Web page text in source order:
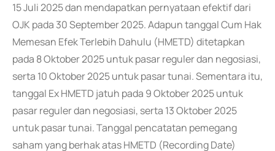
15 Juli 2025 dan mendapatkan pernyataan efektif dari
OJK pada 30 September 2025. Adapun tanggal Cum Hak
Memesan Efek Terlebih Dahulu (HMETD) ditetapkan
pada 8 Oktober 2025 untuk pasar reguler dan negosiasi,
serta 10 Oktober 2025 untuk pasar tunai. Sementara itu,
tanggal Ex HMETD jatuh pada 9 Oktober 2025 untuk
pasar reguler dan negosiasi, serta 13 Oktober 2025
untuk pasar tunai. Tanggal pencatatan pemegang
saham yang berhak atas HMETD (Recording Date)